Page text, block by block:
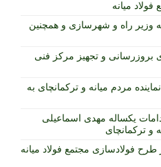
میانه
وزیر راه و شهرسازی و همچنین
ریال برای بروزرسانی و تجهیز مرکز فنی
مردم میانه و ترکمانچای به
یکساله مهدی اسماعیلی
و ترکمانچای
۶۱۰ نفری در طرح فولادسازی مجتمع فولاد میانه